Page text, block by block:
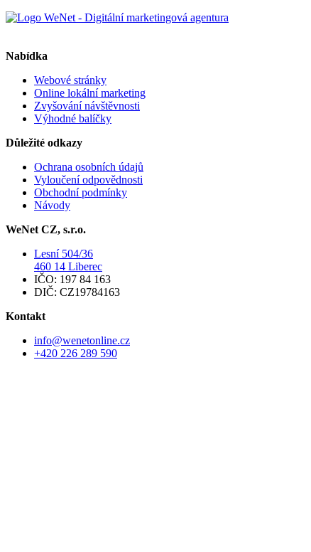
Nabídka
Webové stránky
Online lokální marketing
Zvyšování návštěvnosti
Výhodné balíčky
Důležité odkazy
Ochrana osobních údajů
Vyloučení odpovědnosti
Obchodní podmínky
Návody
WeNet CZ, s.r.o.
Lesní 504/36
460 14 Liberec
IČO: 197 84 163
DIČ: CZ19784163
Kontakt
info@wenetonline.cz
+420 226 289 590